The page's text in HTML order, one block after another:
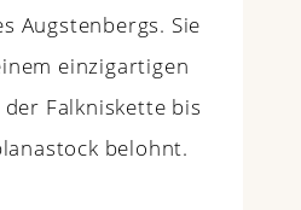
Augstenbergs. Sie
einzigartigen
Falkniskette bis
belohnt.